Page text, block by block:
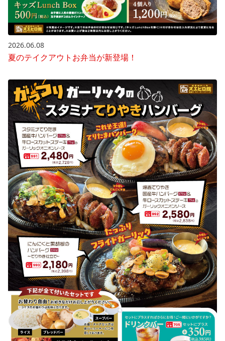
2026.06.08
夏のテイクアウトお弁当が新登場！